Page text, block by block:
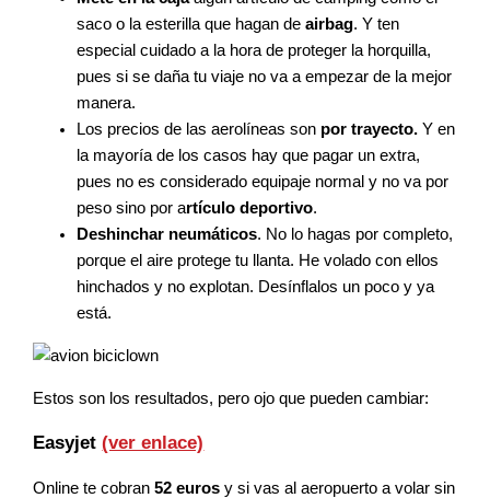
saco o la esterilla que hagan de airbag. Y ten
especial cuidado a la hora de proteger la horquilla,
pues si se daña tu viaje no va a empezar de la mejor
manera.
Los precios de las aerolíneas son por trayecto. Y en
la mayoría de los casos hay que pagar un extra,
pues no es considerado equipaje normal y no va por
peso sino por artículo deportivo.
Deshinchar neumáticos. No lo hagas por completo,
porque el aire protege tu llanta. He volado con ellos
hinchados y no explotan. Desínflalos un poco y ya
está.
Estos son los resultados, pero ojo que pueden cambiar:
Easyjet(ver enlace)
Online te cobran52 euros y si vas al aeropuerto a volar sin